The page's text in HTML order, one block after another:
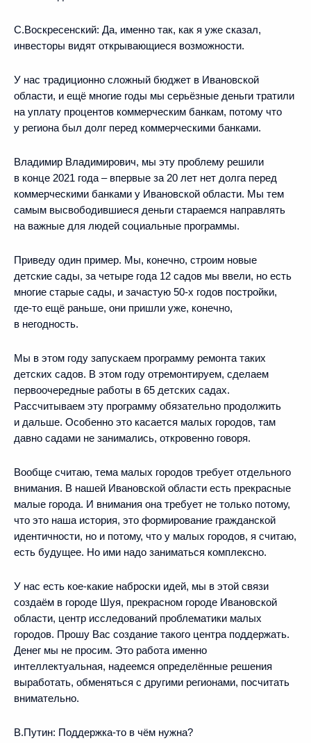
С.Воскресенский: Да, именно так, как я уже сказал,
инвесторы видят открывающиеся возможности.
У нас традиционно сложный бюджет в Ивановской
области, и ещё многие годы мы серьёзные деньги тратили
на уплату процентов коммерческим банкам, потому что
у региона был долг перед коммерческими банками.
Владимир Владимирович, мы эту проблему решили
в конце 2021 года – впервые за 20 лет нет долга перед
коммерческими банками у Ивановской области. Мы тем
самым высвободившиеся деньги стараемся направлять
на важные для людей социальные программы.
Приведу один пример. Мы, конечно, строим новые
детские сады, за четыре года 12 садов мы ввели, но есть
многие старые сады, и зачастую 50-х годов постройки,
где-то ещё раньше, они пришли уже, конечно,
в негодность.
Мы в этом году запускаем программу ремонта таких
детских садов. В этом году отремонтируем, сделаем
первоочередные работы в 65 детских садах.
Рассчитываем эту программу обязательно продолжить
и дальше. Особенно это касается малых городов, там
давно садами не занимались, откровенно говоря.
Вообще считаю, тема малых городов требует отдельного
внимания. В нашей Ивановской области есть прекрасные
малые города. И внимания она требует не только потому,
что это наша история, это формирование гражданской
идентичности, но и потому, что у малых городов, я считаю,
есть будущее. Но ими надо заниматься комплексно.
У нас есть кое-какие наброски идей, мы в этой связи
создаём в городе Шуя, прекрасном городе Ивановской
области, центр исследований проблематики малых
городов. Прошу Вас создание такого центра поддержать.
Денег мы не просим. Это работа именно
интеллектуальная, надеемся определённые решения
выработать, обменяться с другими регионами, посчитать
внимательно.
В.Путин: Поддержка-то в чём нужна?